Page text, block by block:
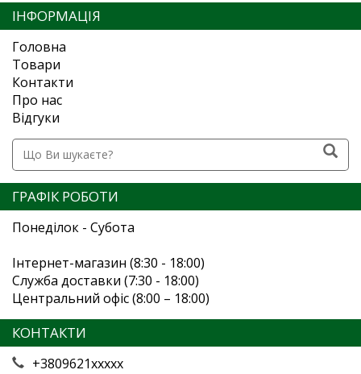
ІНФОРМАЦІЯ
Головна
Товари
Контакти
Про нас
Відгуки
ГРАФІК РОБОТИ
Понеділок - Субота
Інтернет-магазин (8:30 - 18:00)
Служба доставки (7:30 - 18:00)
Центральний офіс (8:00 – 18:00)
КОНТАКТИ
+3809621xxxxx